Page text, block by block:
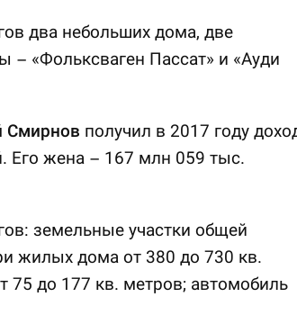
два небольших дома, две
«Фольксваген Пассат» и «Ауди
Смирнов получил в 2017 году
Его жена – 167 млн 059 тыс.
земельные участки общей
жилых дома от 380 до 730 кв.
75 до 177 кв. метров; автомобиль